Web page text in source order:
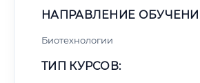
НАПРАВЛЕНИЕ
Биотехнологии
ТИП КУРСОВ: